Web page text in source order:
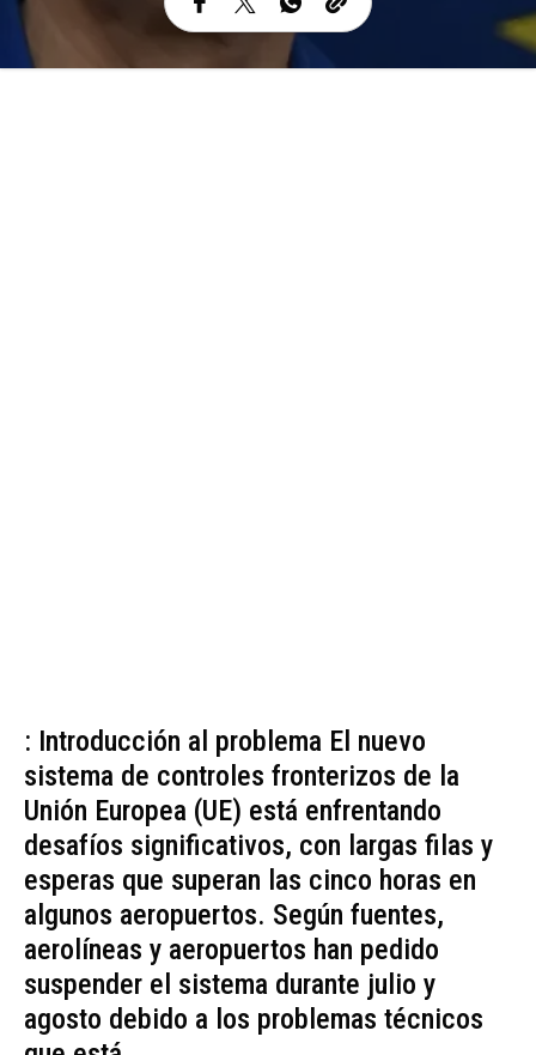
: Introducción al problema El nuevo
sistema de controles fronterizos de la
Unión Europea (UE) está enfrentando
desafíos significativos, con largas filas y
esperas que superan las cinco horas en
algunos aeropuertos. Según fuentes,
aerolíneas y aeropuertos han pedido
suspender el sistema durante julio y
agosto debido a los problemas técnicos